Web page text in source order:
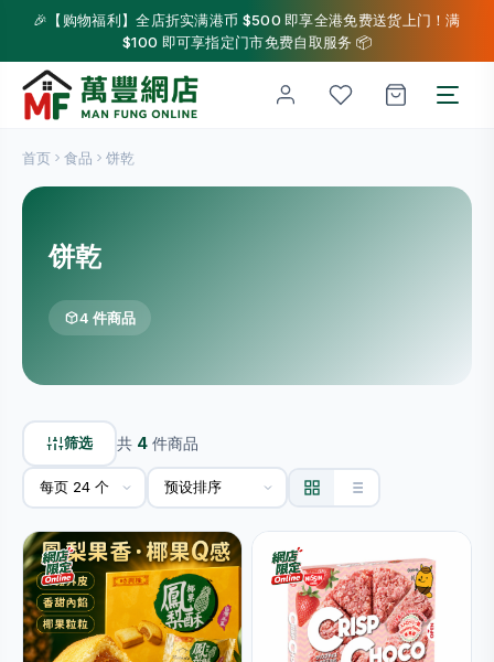
🎉【购物福利】全店折实满港币 $500 即享全港免费送货上门！满
$100 即可享指定门市免费自取服务 📦
首页 食品 饼乾
饼乾
4 件商品
筛选 共 4 件商品